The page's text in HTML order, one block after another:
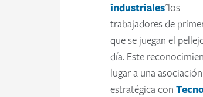
industriales"los
trabajadores de
que se juegan el
día. Este
lugar a una asociación
estratégica con